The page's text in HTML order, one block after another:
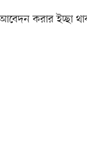
আবেদন করার ইচ্ছা